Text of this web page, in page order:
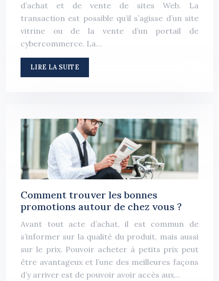
d’achat et de vente de sites Web. La
transaction est possible qu’il s’agisse d’un site
vitrine ou de la vente d’un portail de
cybercommerce. La…
LIRE LA SUITE
Comment trouver les bonnes
promotions autour de chez vous ?
Avant tout acte d’achat, il est commun de
s’informer sur la qualité du produit, mais aussi
sur le prix. Pouvoir acheter à petits prix peut
être avantageux et l’une des meilleures façons
d’y arriver est de pouvoir avoir accès aux…